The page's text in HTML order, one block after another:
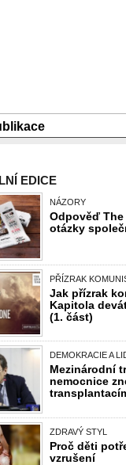
EDICE
NÁZORY
Odpověď
otázky
PŘÍZRAK
Jak přízrak
Kapitola
(1. část)
DEMOKRACIE A
Mezinárodní
nemocnice
ZDRAVÝ STYL
Proč děti
vzrušení